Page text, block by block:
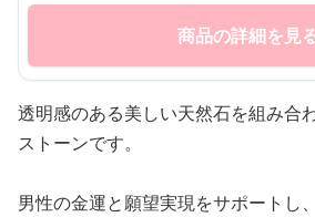
商品の詳細を見
透明感のある美しい天然石を組み合
ストーンです。
男性の金運と願望実現をサポートし